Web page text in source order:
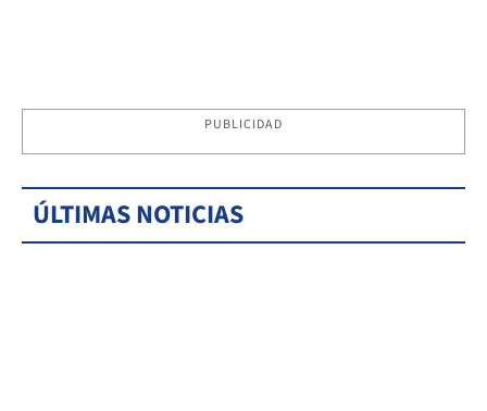
PUBLICIDAD
ÚLTIMAS NOTICIAS